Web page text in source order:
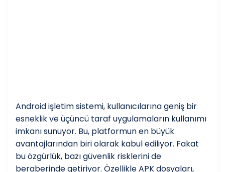
Android işletim sistemi, kullanıcılarına geniş bir
esneklik ve üçüncü taraf uygulamaların kullanımı
imkanı sunuyor. Bu, platformun en büyük
avantajlarından biri olarak kabul ediliyor. Fakat
bu özgürlük, bazı güvenlik risklerini de
beraberinde getiriyor. Özellikle APK dosyaları,